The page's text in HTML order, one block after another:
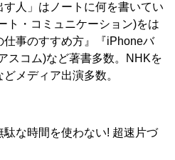
人」はノートに何を書いてい
ト・コミュニケーション)をは
仕事のすすめ方』『iPhoneバ
スコム)など著書多数。NHKを
メディア出演多数。
な時間を使わない! 超速片づ